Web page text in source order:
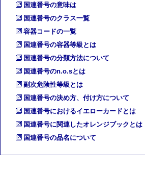
国連番号の意味は
国連番号のクラス一覧
容器コードの一覧
国連番号の容器等級とは
国連番号の分類方法について
国連番号のn.o.sとは
副次危険性等級とは
国連番号の決め方、付け方について
国連番号におけるイエローカードとは
国連番号に関連したオレンジブックとは
国連番号の品名について